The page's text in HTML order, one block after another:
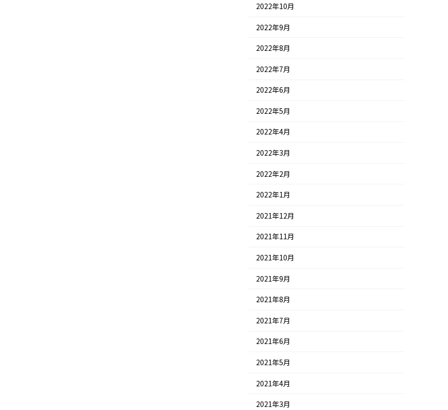
2022年10月
2022年9月
2022年8月
2022年7月
2022年6月
2022年5月
2022年4月
2022年3月
2022年2月
2022年1月
2021年12月
2021年11月
2021年10月
2021年9月
2021年8月
2021年7月
2021年6月
2021年5月
2021年4月
2021年3月